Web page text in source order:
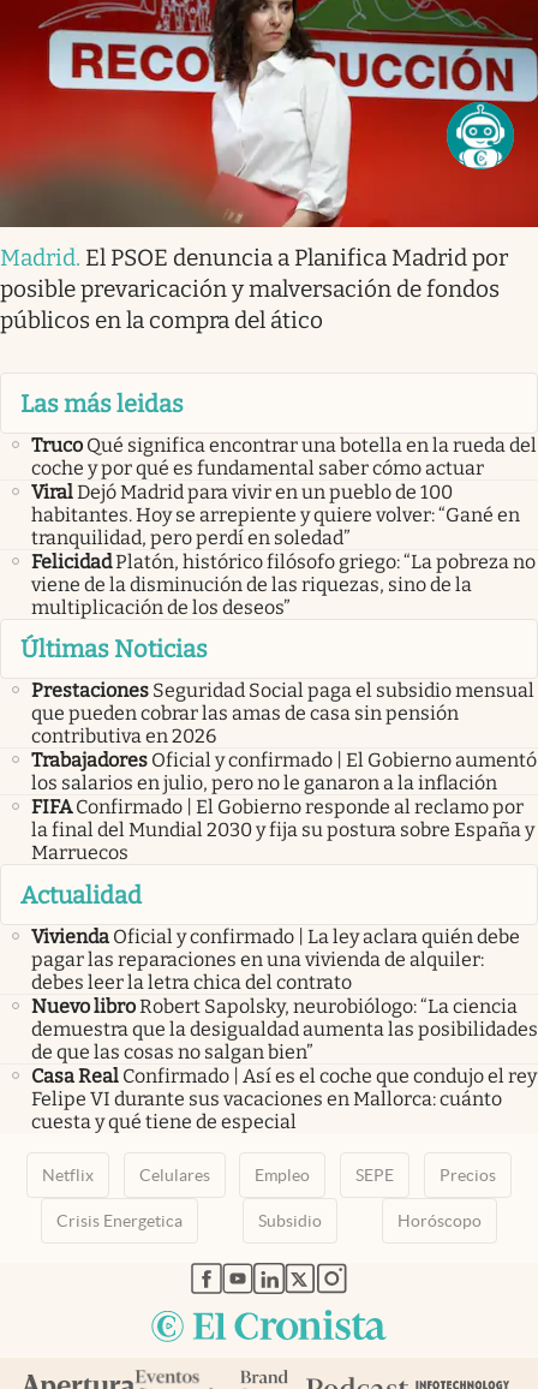
Madrid. El PSOE denuncia a Planifica Madrid por
posible prevaricación y malversación de fondos
públicos en la compra del ático
Las más leidas
Truco Qué significa encontrar una botella en la rueda del
coche y por qué es fundamental saber cómo actuar
ViralDejó Madrid para vivir en un pueblo de 100
habitantes. Hoy se arrepiente y quiere volver: “Gané en
tranquilidad, pero perdí en soledad”
FelicidadPlatón, histórico filósofo griego: “La pobreza no
viene de la disminución de las riquezas, sino de la
multiplicación de los deseos”
Últimas Noticias
Prestaciones Seguridad Social paga el subsidio mensual
que pueden cobrar las amas de casa sin pensión
contributiva en 2026
Trabajadores Oficial y confirmado | El Gobierno aumentó
los salarios en julio, pero no le ganaron a la inflación
FIFA Confirmado | El Gobierno responde al reclamo por
la final del Mundial 2030 y fija su postura sobre España y
Marruecos
Actualidad
Vivienda Oficial y confirmado | La ley aclara quién debe
pagar las reparaciones en una vivienda de alquiler:
debes leer la letra chica del contrato
Nuevo libroRobert Sapolsky, neurobiólogo: “La ciencia
demuestra que la desigualdad aumenta las posibilidades
de que las cosas no salgan bien”
Casa Real Confirmado | Así es el coche que condujo el rey
Felipe VI durante sus vacaciones en Mallorca: cuánto
cuesta y qué tiene de especial
Netflix Celulares Empleo SEPE Precios
Crisis Energetica Subsidio Horóscopo
abre en nueva pestaña
abre en nueva pestaña
abre en nueva pestaña
abre en nueva pestaña
abre en nueva pestaña